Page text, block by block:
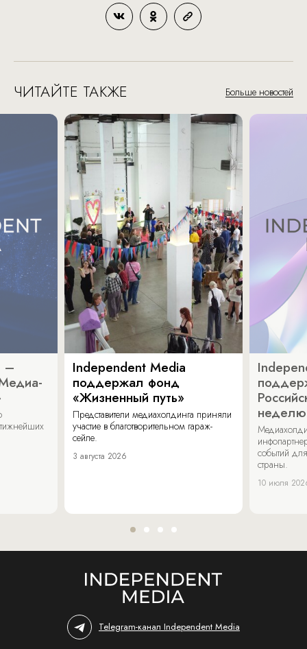
ЧИТАЙТЕ ТАКЖЕ Больше новостей
–
Independent Media
поддержал фонд
«Жизненный путь»
Представители медиахолдинга приняли
участие в благотворительном гараж-
сейле.
3 августа 2026
неделю
событий
страны.
10 июля
Telegram-канал Independent Media